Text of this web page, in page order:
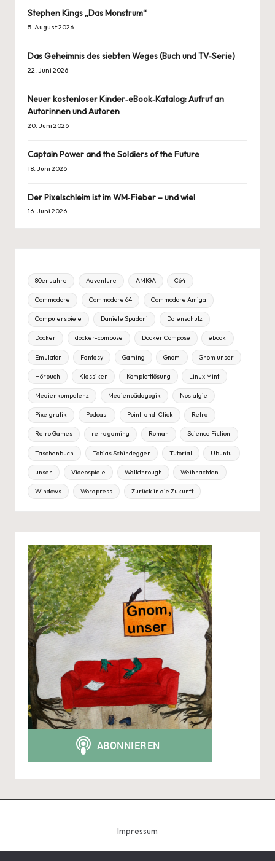
Stephen Kings „Das Monstrum“
5. August 2026
Das Geheimnis des siebten Weges (Buch und TV-Serie)
22. Juni 2026
Neuer kostenloser Kinder‑eBook‑Katalog: Aufruf an
Autorinnen und Autoren
20. Juni 2026
Captain Power and the Soldiers of the Future
18. Juni 2026
Der Pixelschleim ist im WM‑Fieber – und wie!
16. Juni 2026
80er Jahre Adventure AMIGA C64
Commodore Commodore 64 Commodore Amiga
Computerspiele Daniele Spadoni Datenschutz
Docker docker-compose Docker Compose ebook
Emulator Fantasy Gaming Gnom Gnom unser
Hörbuch Klassiker Komplettlösung Linux Mint
Medienkompetenz Medienpädagogik Nostalgie
Pixelgrafik Podcast Point-and-Click Retro
Retro Games retro gaming Roman Science Fiction
Taschenbuch Tobias Schindegger Tutorial Ubuntu
unser Videospiele Walkthrough Weihnachten
Windows Wordpress Zurück in die Zukunft
Impressum